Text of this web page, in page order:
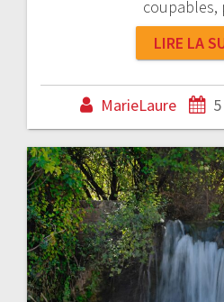
LIRE LA
MarieLaure